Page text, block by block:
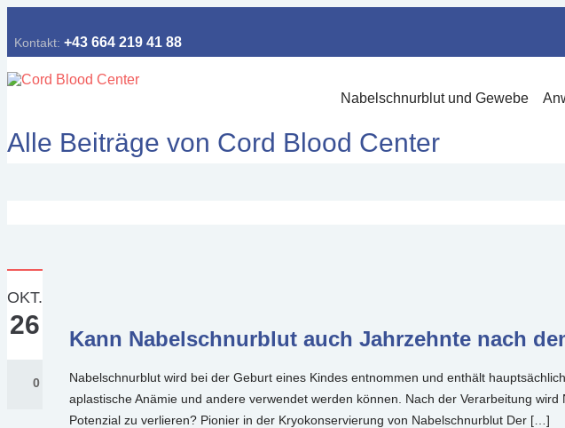
Kontakt: +43 664 219 41 88
Nabelschnurblut und Gewebe
Alle Beiträge von Cord Blood Center
OKT.
26
0
Kann Nabelschnurblut auch Jahrzehnte nach
Nabelschnurblut wird bei der Geburt eines Kindes entnommen und enthält
aplastische Anämie und andere verwendet werden können. Nach der Verarbeitung
Potenzial zu verlieren? Pionier in der Kryokonservierung von Nabelschnurblut Der […]